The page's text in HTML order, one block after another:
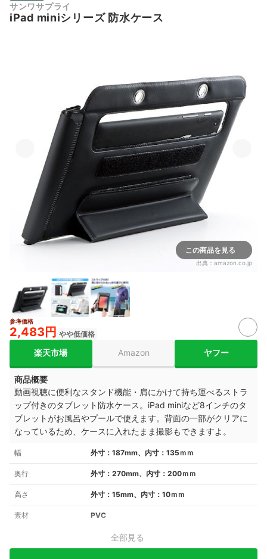
サンワサプライ
iPad miniシリーズ 防水ケース
この商品を見る
出典： amazon.co.jp
参考価格
2,483円 やや低価格
楽天市場 Amazon ヤフー
商品概要
動画視聴に便利なスタンド機能・肩にかけて持ち運べるストラ
ップ付きのタブレット防水ケース。iPad miniなど8インチのタ
ブレットがお風呂やプールで使えます。背面の一部がクリアに
なっているため、ケースに入れたまま撮影もできますよ。
幅 外寸：187mm、内寸：135ｍｍ
奥行 外寸：270mm、内寸：200ｍｍ
高さ 外寸：15mm、内寸：10ｍｍ
素材 PVC
全部見る